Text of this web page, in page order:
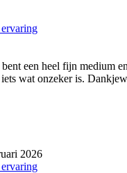
een heel fijn medium
wat onzeker is.
2026